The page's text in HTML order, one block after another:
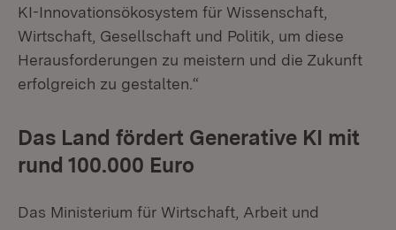
KI-Innovationsökosystem für Wissenschaft,
Wirtschaft, Gesellschaft und Politik, um diese
Herausforderungen zu meistern und die Zukunft
erfolgreich zu gestalten.“
Das Land fördert Generative KI mit
rund 100.000 Euro
Das Ministerium für Wirtschaft, Arbeit und